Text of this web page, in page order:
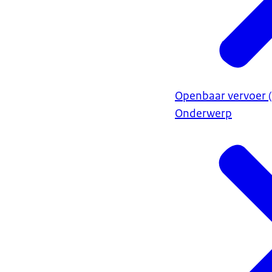
Openbaar vervoer
Onderwerp